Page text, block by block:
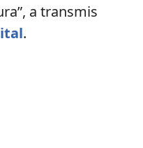
a transmis
.